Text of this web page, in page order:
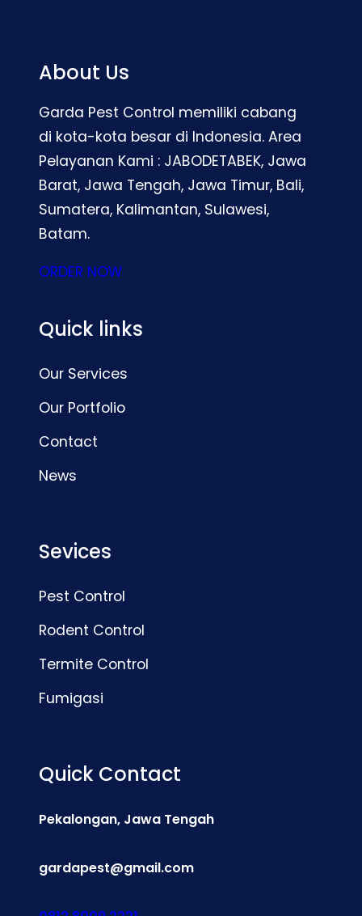
About Us
Garda Pest Control memiliki cabang
di kota-kota besar di Indonesia. Area
Pelayanan Kami : JABODETABEK, Jawa
Barat, Jawa Tengah, Jawa Timur, Bali,
Sumatera, Kalimantan, Sulawesi,
Batam.
ORDER NOW
Quick links
Our Services
Our Portfolio
Contact
News
Sevices
Pest Control
Rodent Control
Termite Control
Fumigasi
Quick Contact
Pekalongan, Jawa Tengah
gardapest@gmail.com